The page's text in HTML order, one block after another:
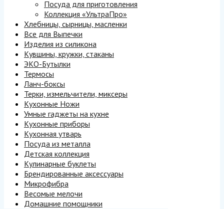
Посуда для приготовления
Коллекция «УльтраПро»
Хлебницы, сырницы, масленки
Все для Выпечки
Изделия из силикона
Кувшины, кружки, стаканы
ЭКО-Бутылки
Термосы
Ланч-боксы
Терки, измельчители, миксеры
Кухонные Ножи
Умные гаджеты на кухне
Кухонные приборы
Кухонная утварь
Посуда из металла
Детская коллекция
Кулинарные буклеты
Брендированные аксессуары
Микрофибра
Весомые мелочи
Домашние помощники